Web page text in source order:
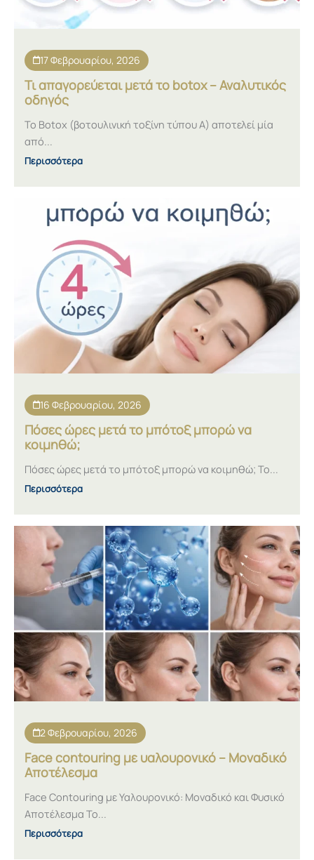
17 Φεβρουαρίου, 2026
Τι απαγορεύεται μετά το botox – Αναλυτικός
οδηγός
Το Botox (βοτουλινική τοξίνη τύπου Α) αποτελεί μία
από...
Περισσότερα
16 Φεβρουαρίου, 2026
Πόσες ώρες μετά το μπότοξ μπορώ να
κοιμηθώ;
Πόσες ώρες μετά το μπότοξ μπορώ να κοιμηθώ; Το...
Περισσότερα
2 Φεβρουαρίου, 2026
Face contouring με υαλουρονικό – Μοναδικό
Αποτέλεσμα
Face Contouring με Υαλουρονικό: Μοναδικό και Φυσικό
Αποτέλεσμα Το...
Περισσότερα